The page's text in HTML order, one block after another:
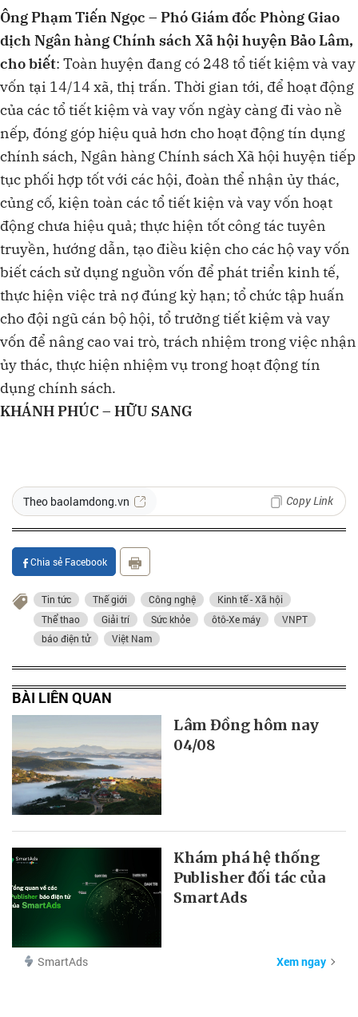
Ông Phạm Tiến Ngọc – Phó Giám đốc Phòng Giao
dịch Ngân hàng Chính sách Xã hội huyện Bảo Lâm,
cho biết: Toàn huyện đang có 248 tổ tiết kiệm và vay
vốn tại 14/14 xã, thị trấn. Thời gian tới, để hoạt động
của các tổ tiết kiệm và vay vốn ngày càng đi vào nề
nếp, đóng góp hiệu quả hơn cho hoạt động tín dụng
chính sách, Ngân hàng Chính sách Xã hội huyện tiếp
tục phối hợp tốt với các hội, đoàn thể nhận ủy thác,
củng cố, kiện toàn các tổ tiết kiện và vay vốn hoạt
động chưa hiệu quả; thực hiện tốt công tác tuyên
truyền, hướng dẫn, tạo điều kiện cho các hộ vay vốn
biết cách sử dụng nguồn vốn để phát triển kinh tế,
thực hiện việc trả nợ đúng kỳ hạn; tổ chức tập huấn
cho đội ngũ cán bộ hội, tổ trưởng tiết kiệm và vay
vốn để nâng cao vai trò, trách nhiệm trong việc nhận
ủy thác, thực hiện nhiệm vụ trong hoạt động tín
dụng chính sách.
KHÁNH PHÚC – HỮU SANG
Theo baolamdong.vn Copy Link
Chia sẻ Facebook
Tin tức Thế giới Công nghệ
Kinh tế - Xã hội
Thể thao
Giải trí Sức khỏe ôtô-Xe máy
VNPT
báo điện tử
Việt Nam
BÀI LIÊN QUAN
Lâm Đồng hôm nay
04/08
Khám phá hệ thống
Publisher đối tác của
SmartAds
SmartAds Xem ngay